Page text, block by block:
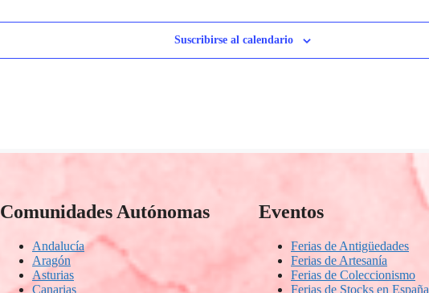
Suscribirse al calendario
Comunidades Autónomas
Andalucía
Aragón
Asturias
Canarias
Eventos
Ferias de Antigüedades
Ferias de Artesanía
Ferias de Coleccionismo
Ferias de Stocks en España